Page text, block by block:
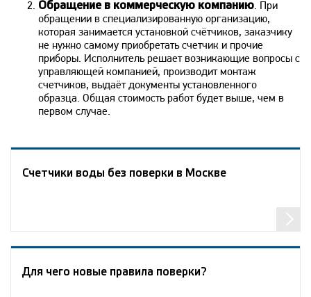
Обращение в коммерческую компанию. При
обращении в специализированную организацию,
которая занимается установкой счётчиков, заказчику
не нужно самому приобретать счетчик и прочие
приборы. Исполнитель решает возникающие вопросы с
управляющей компанией, производит монтаж
счетчиков, выдаёт документы установленного
образца. Общая стоимость работ будет выше, чем в
первом случае.
Счетчики воды без поверки в Москве
Для чего новые правила поверки?